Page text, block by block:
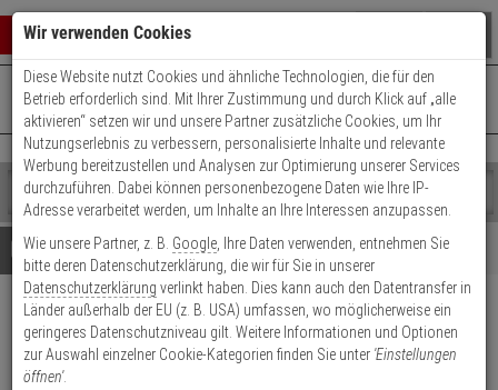
0 ARTIKEL IM WARENKORB
Ihr Warenkorb ist momentan leer.
Ergebnisse ()
Fertig
Shop
durchsuchen
Bitte
geben
Sie
mindestens
Zeichen
ein,
um
Es
wurde
noch
Kategorien
Suche
gestartet
+49 (0)821 899 493-0Mo. - Do.: 8:00 - 16:30 | Fr.: 8:00 - 14:00 Uhr
Kontaktservice nutzen
Details Beratung
SimonsVoss Digitaler
Europrofil-Halbzylinder AX
Wir verwenden Cookies
Diese Website nutzt Cookies und ähnliche Technologien, die für den
Betrieb erforderlich sind. Mit Ihrer Zustimmung und durch Klick auf „alle
aktivieren“ setzen wir und unsere Partner zusätzliche Cookies, um Ihr
Nutzungserlebnis zu verbessern, personalisierte Inhalte und relevante
Werbung bereitzustellen und Analysen zur Optimierung unserer Services
durchzuführen. Dabei können personenbezogene Daten wie Ihre IP-
Adresse verarbeitet werden, um Inhalte an Ihre Interessen anzupassen.
Wie unsere Partner, z. B. Google , Ihre Daten verwenden, entnehmen Sie
bitte deren Datenschutzerklärung, die wir für Sie in unserer
Datenschutzerklärung verlinkt haben. Dies kann auch den Datentransfer in
Länder außerhalb der EU (z. B. USA) umfassen, wo möglicherweise ein
geringeres Datenschutzniveau gilt. Weitere Informationen und Optionen
zur Auswahl einzelner Cookie-Kategorien finden Sie unter 'Einstellungen
öffnen'.